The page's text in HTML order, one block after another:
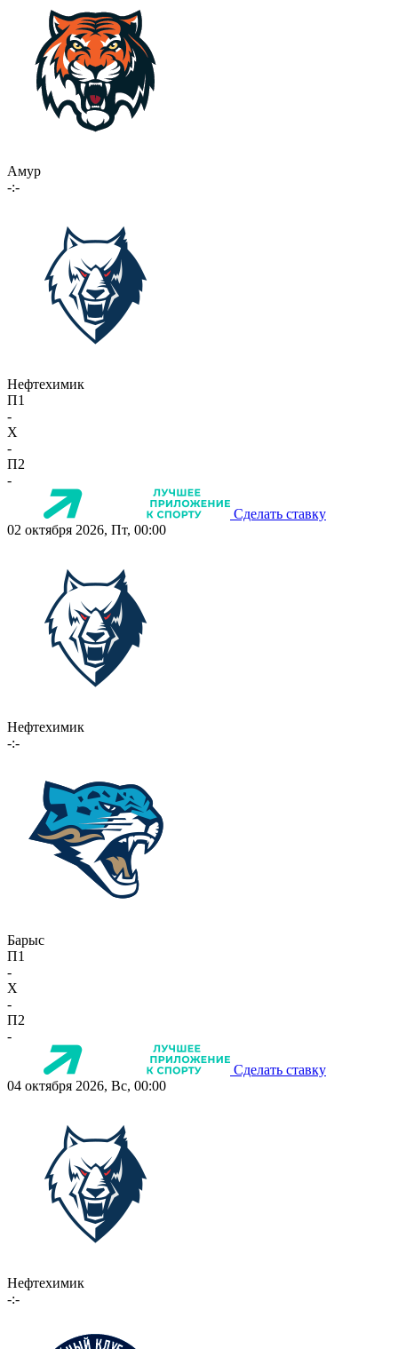
Амур
-:-
Нефтехимик
П1
-
X
-
П2
-
Сделать ставку
02 октября 2026, Пт, 00:00
Нефтехимик
-:-
Барыс
П1
-
X
-
П2
-
Сделать ставку
04 октября 2026, Вс, 00:00
Нефтехимик
-:-